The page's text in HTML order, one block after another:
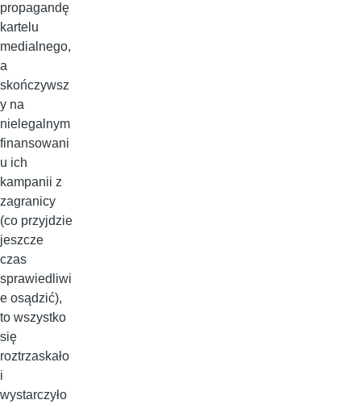
propagandę
kartelu
medialnego,
a
skończywsz
y na
nielegalnym
finansowani
u ich
kampanii z
zagranicy
(co przyjdzie
jeszcze
czas
sprawiedliwi
e osądzić),
to wszystko
się
roztrzaskało
i
wystarczyło